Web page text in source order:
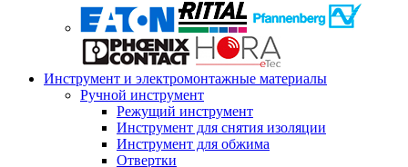
Инструмент и электромонтажные материалы
Ручной инструмент
Режущий инструмент
Инструмент для снятия изоляции
Инструмент для обжима
Отвертки